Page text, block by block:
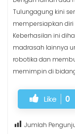
Tulungagung kini
mempersiapkan
Keberhasilan ini
madrasah lainnya
robotika dan
memimpin di
Like 0
Jumlah